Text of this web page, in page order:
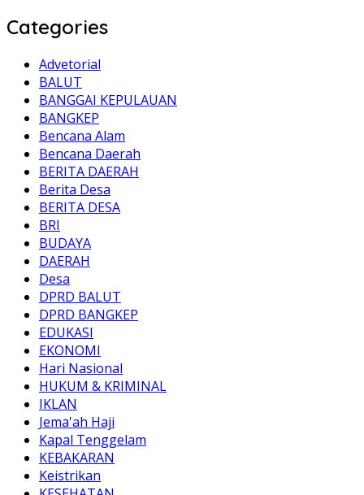
Categories
Advetorial
BALUT
BANGGAI KEPULAUAN
BANGKEP
Bencana Alam
Bencana Daerah
BERITA DAERAH
Berita Desa
BERITA DESA
BRI
BUDAYA
DAERAH
Desa
DPRD BALUT
DPRD BANGKEP
EDUKASI
EKONOMI
Hari Nasional
HUKUM & KRIMINAL
IKLAN
Jema'ah Haji
Kapal Tenggelam
KEBAKARAN
Keistrikan